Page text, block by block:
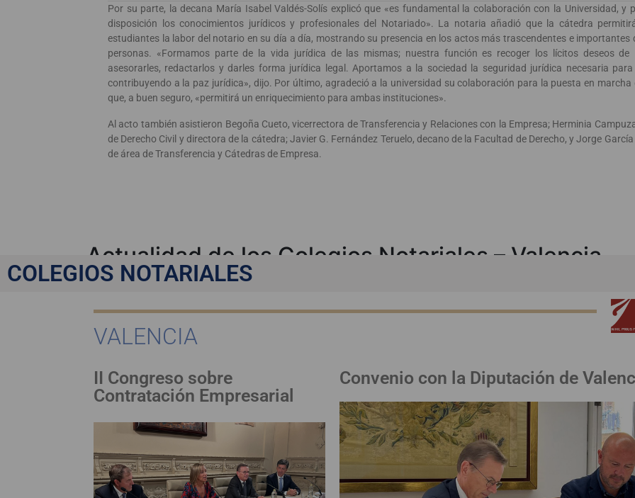
Por su parte, la decana María Isabel Valdés-Solís explicó que «es fundamental la colaboración con la Universidad, y
disposición los conocimientos jurídicos y profesionales del Notariado». La notaria añadió que la cátedra
estudiantes la labor del notario en su día a día, mostrando su presencia en los actos más trascendentes e importantes
personas. «Formamos parte de la vida jurídica de las mismas; nuestra función es recoger los lícitos deseos de
asesorarles, redactarlos y darles forma jurídica legal. Aportamos a la sociedad la seguridad jurídica necesaria para
contribuyendo a la paz jurídica», dijo. Por último, agradeció a la universidad su colaboración para la puesta en marcha
que, a buen seguro, «permitirá un enriquecimiento para ambas instituciones».
Al acto también asistieron Begoña Cueto, vicerrectora de Transferencia y Relaciones con la Empresa; Herminia
de Derecho Civil y directora de la cátedra; Javier G. Fernández Teruelo, decano de la Facultad de Derecho, y Jorge
de área de Transferencia y Cátedras de Empresa.
Actualidad de los Colegios Notariales – Valencia
COLEGIOS NOTARIALES
VALENCIA
II Congreso sobre
Contratación Empresarial
Convenio con la Diputación de